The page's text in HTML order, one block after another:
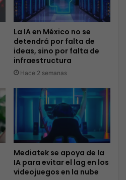
La IA en México no se
detendrá por falta de
ideas, sino por falta de
infraestructura
Hace 2 semanas
Mediatek se apoya de la
IA para evitar el lag en los
videojuegos en la nube